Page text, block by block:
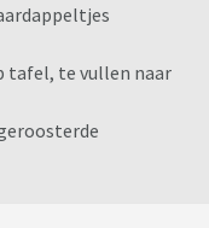
tafel, te vullen naar